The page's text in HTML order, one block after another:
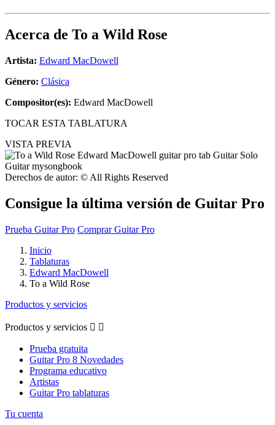
Acerca de To a Wild Rose
Artista: Edward MacDowell
Género: Clásica
Compositor(es): Edward MacDowell
TOCAR ESTA TABLATURA
VISTA PREVIA
Derechos de autor: © All Rights Reserved
Consigue la última versión de Guitar Pro
Prueba Guitar Pro Comprar Guitar Pro
Inicio
Tablaturas
Edward MacDowell
To a Wild Rose
Productos y servicios
Productos y servicios  
Prueba gratuita
Guitar Pro 8 Novedades
Programa educativo
Artistas
Guitar Pro tablaturas
Tu cuenta